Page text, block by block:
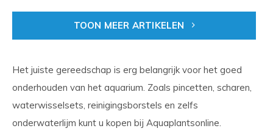
TOON MEER ARTIKELEN
Het juiste gereedschap is erg belangrijk voor het goed
onderhouden van het aquarium. Zoals pincetten, scharen,
waterwisselsets, reinigingsborstels en zelfs
onderwaterlijm kunt u kopen bij Aquaplantsonline.